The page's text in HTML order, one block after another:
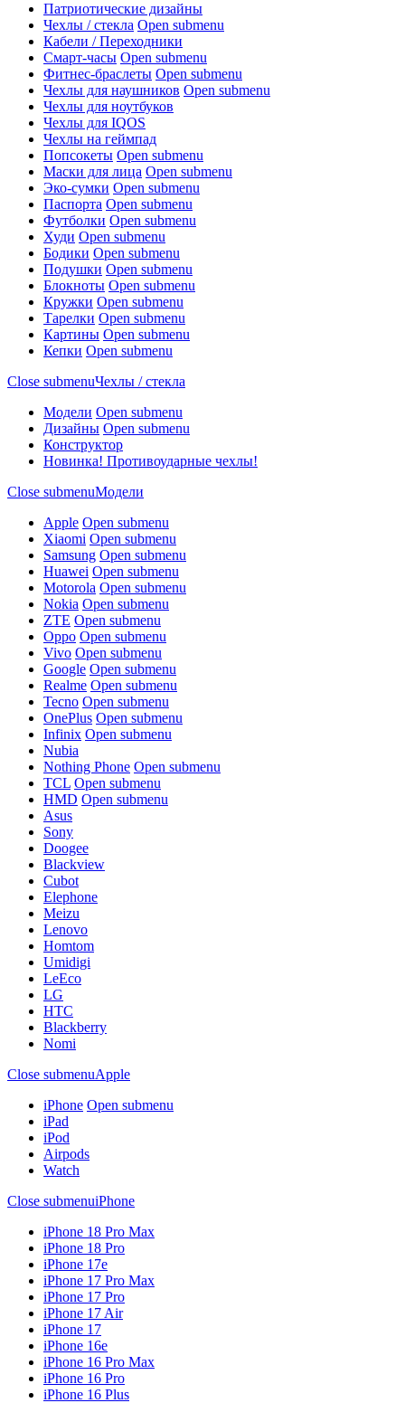
Патриотические дизайны
Чехлы / стекла Open submenu
Кабели / Переходники
Смарт-часы Open submenu
Фитнес-браслеты Open submenu
Чехлы для наушников Open submenu
Чехлы для ноутбуков
Чехлы для IQOS
Чехлы на геймпад
Попсокеты Open submenu
Маски для лица Open submenu
Эко-сумки Open submenu
Паспорта Open submenu
Футболки Open submenu
Худи Open submenu
Бодики Open submenu
Подушки Open submenu
Блокноты Open submenu
Кружки Open submenu
Тарелки Open submenu
Картины Open submenu
Кепки Open submenu
Close submenuЧехлы / стекла
Модели Open submenu
Дизайны Open submenu
Конструктор
Новинка! Противоударные чехлы!
Close submenuМодели
Apple Open submenu
Xiaomi Open submenu
Samsung Open submenu
Huawei Open submenu
Motorola Open submenu
Nokia Open submenu
ZTE Open submenu
Oppo Open submenu
Vivo Open submenu
Google Open submenu
Realme Open submenu
Tecno Open submenu
OnePlus Open submenu
Infinix Open submenu
Nubia
Nothing Phone Open submenu
TCL Open submenu
HMD Open submenu
Asus
Sony
Doogee
Blackview
Cubot
Elephone
Meizu
Lenovo
Homtom
Umidigi
LeEco
LG
HTC
Blackberry
Nomi
Close submenuApple
iPhone Open submenu
iPad
iPod
Airpods
Watch
Close submenuiPhone
iPhone 18 Pro Max
iPhone 18 Pro
iPhone 17e
iPhone 17 Pro Max
iPhone 17 Pro
iPhone 17 Air
iPhone 17
iPhone 16e
iPhone 16 Pro Max
iPhone 16 Pro
iPhone 16 Plus